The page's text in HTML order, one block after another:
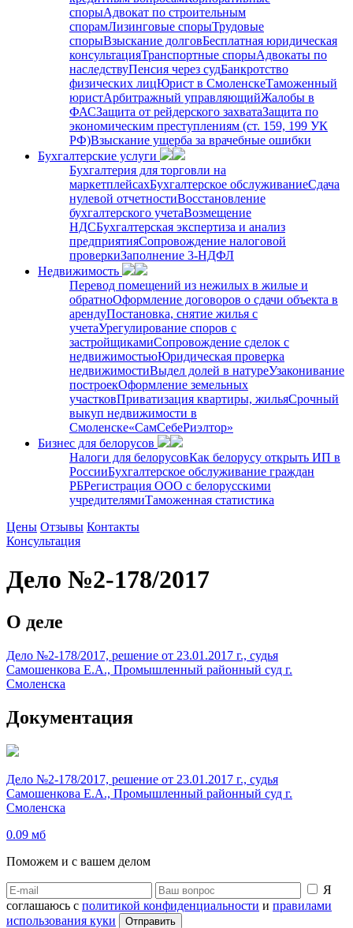
спорыАдвокат по строительным
спорамЛизинговые спорыТрудовые
спорыВзыскание долговБесплатная юридическая
консультацияТранспортные спорыАдвокаты по
наследствуПенсия через судБанкротство
физических лицЮрист в СмоленскеТаможенный
юристАрбитражный управляющийЖалобы в
ФАСЗащита от рейдерского захватаЗащита по
экономическим преступлениям (ст. 159, 199 УК
РФ)Взыскание ущерба за врачебные ошибки
Бухгалтерские услуги
Бухгалтерия для торговли на
маркетплейсахБухгалтерское обслуживаниеСдача
нулевой отчетностиВосстановление
бухгалтерского учетаВозмещение
НДСБухгалтерская экспертиза и анализ
предприятияСопровождение налоговой
проверкиЗаполнение 3-НДФЛ
Недвижимость
Перевод помещений из нежилых в жилые и
обратноОформление договоров о сдачи объекта в
арендуПостановка, снятие жилья с
учетаУрегулирование споров с
застройщикамиСопровождение сделок с
недвижимостьюЮридическая проверка
недвижимостиВыдел долей в натуреУзаконивание
построекОформление земельных
участковПриватизация квартиры, жильяСрочный
выкуп недвижимости в
Cмоленске«СамСебеРиэлтор»
Бизнес для белорусов
Налоги для белорусовКак белорусу открыть ИП в
РоссииБухгалтерское обслуживание граждан
РБРегистрация ООО с белорусскими
учредителямиТаможенная статистика
Цены Отзывы Контакты
Консультация
Дело №2-178/2017
О деле
Дело №2-178/2017, решение от 23.01.2017 г., судья
Самошенкова Е.А., Промышленный районный суд г.
Смоленска
Документация
Дело №2-178/2017, решение от 23.01.2017 г., судья
Самошенкова Е.А., Промышленный районный суд г.
Смоленска
0.09 мб
Поможем и с вашем делом
Я
соглашаюсь с политикой конфиденциальности и правилами
использования куки